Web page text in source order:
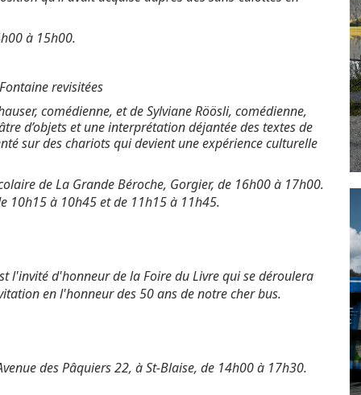
à 15h00.
revisitées
comédienne, et de Sylviane Röösli, comédienne,
d’objets et une interprétation déjantée des textes de
sur des chariots qui devient une expérience culturelle
de La Grande Béroche, Gorgier, de 16h00 à 17h00.
10h15 à 10h45 et de 11h15 à 11h45.
l'invité d'honneur de la Foire du Livre qui se déroulera
en l'honneur des 50 ans de notre cher bus.
des Pâquiers 22, à St-Blaise, de 14h00 à 17h30.